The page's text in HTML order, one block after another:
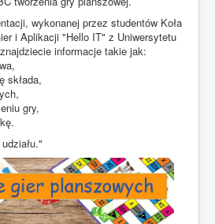
wykonanej przez studentów Koła
i Aplikacji "Hello IT" z Uniwersytetu
informacje takie jak:
składa,
gry,